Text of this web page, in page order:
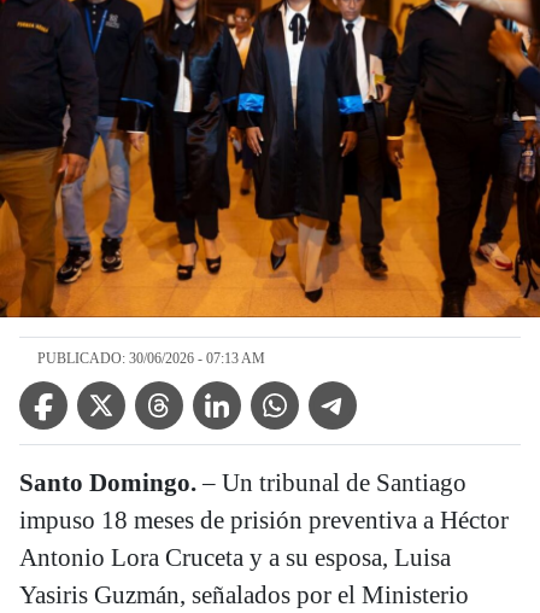
PUBLICADO: 30/06/2026 - 07:13 AM
Facebook IconTwitter IconThreads IconLinkedin IconWhatsApp IconTelegram Icon
Santo Domingo.– Un tribunal de Santiago
impuso 18 meses de prisión preventiva a Héctor
Antonio Lora Cruceta y a su esposa, Luisa
Yasiris Guzmán, señalados por el Ministerio